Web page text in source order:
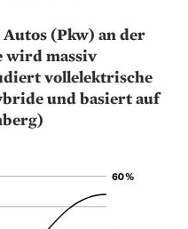
(Pkw) an der
wird massiv
vollelektrische
und basiert auf